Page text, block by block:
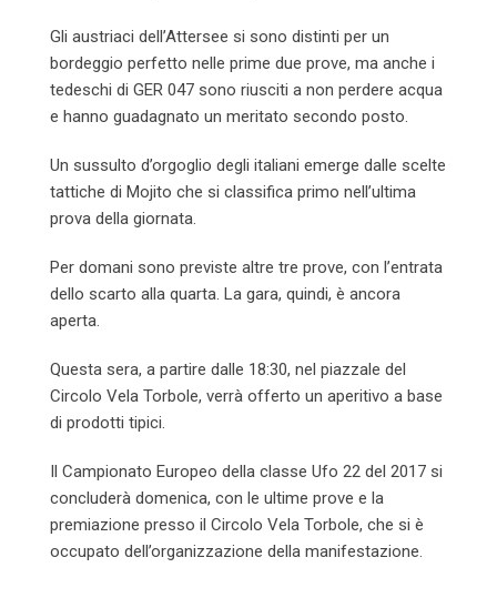
Gli austriaci dell’Attersee si sono distinti per un
bordeggio perfetto nelle prime due prove, ma anche i
tedeschi di GER 047 sono riusciti a non perdere acqua
e hanno guadagnato un meritato secondo posto.
Un sussulto d’orgoglio degli italiani emerge dalle scelte
tattiche di Mojito che si classifica primo nell’ultima
prova della giornata.
Per domani sono previste altre tre prove, con l’entrata
dello scarto alla quarta. La gara, quindi, è ancora
aperta.
Questa sera, a partire dalle 18:30, nel piazzale del
Circolo Vela Torbole, verrà offerto un aperitivo a base
di prodotti tipici.
Il Campionato Europeo della classe Ufo 22 del 2017 si
concluderà domenica, con le ultime prove e la
premiazione presso il Circolo Vela Torbole, che si è
occupato dell’organizzazione della manifestazione.